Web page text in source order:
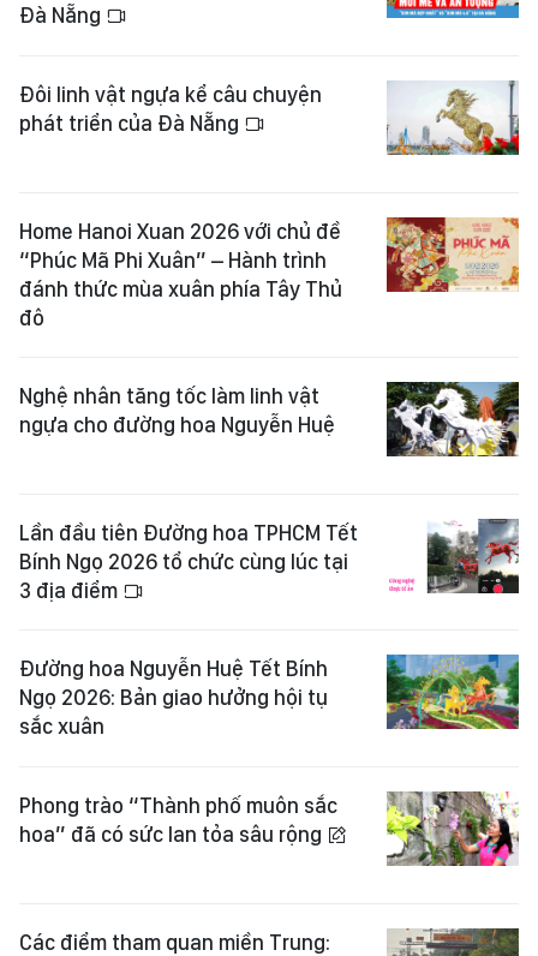
Đà Nẵng
Đôi linh vật ngựa kể câu chuyện
phát triển của Đà Nẵng
Home Hanoi Xuan 2026 với chủ đề
“Phúc Mã Phi Xuân” – Hành trình
đánh thức mùa xuân phía Tây Thủ
đô
Nghệ nhân tăng tốc làm linh vật
ngựa cho đường hoa Nguyễn Huệ
Lần đầu tiên Đường hoa TPHCM Tết
Bính Ngọ 2026 tổ chức cùng lúc tại
3 địa điểm
Đường hoa Nguyễn Huệ Tết Bính
Ngọ 2026: Bản giao hưởng hội tụ
sắc xuân
Phong trào “Thành phố muôn sắc
hoa” đã có sức lan tỏa sâu rộng
Các điểm tham quan miền Trung: